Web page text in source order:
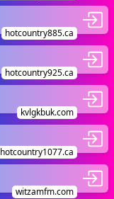
hotcountry885.ca
hotcountry925.ca
kvlgkbuk.com
hotcountry1077.ca
witzamfm.com